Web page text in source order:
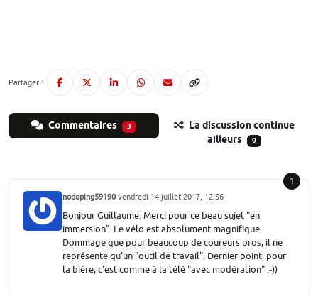
Partager :
Commentaires 3
La discussion continue
ailleurs
0
1
nodoping59190 vendredi 14 juillet 2017, 12:56
Bonjour Guillaume. Merci pour ce beau sujet "en
immersion". Le vélo est absolument magnifique.
Dommage que pour beaucoup de coureurs pros, il ne
représente qu'un "outil de travail". Dernier point, pour
la bière, c'est comme à la télé "avec modération" :-))